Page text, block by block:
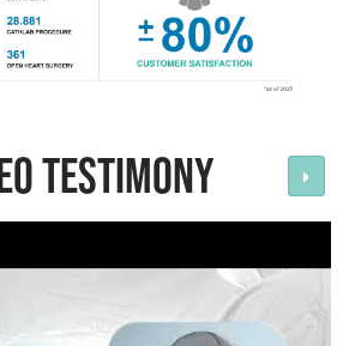
TESTIMONY